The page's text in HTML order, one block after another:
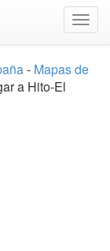
- Mapas de
a Hito-El